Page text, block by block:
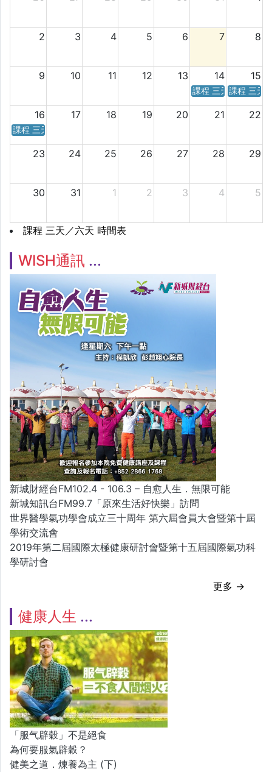
2 3 4 5 6 7 8
9 10 11 12 13 14 15
課程 三天／六天 時
課程 三天
16 17 18 19 20 21 22
課程 三天／六天 時間表
23 24 25 26 27 28 29
30 31 1 2 3 4 5
課程 三天／六天 時間表
WISH通訊
新城財經台FM102.4 - 106.3 – 自愈人生．無限可能
新城知訊台FM99.7「原來生活好快樂」訪問
世界醫學氣功學會成立三十周年 第六屆會員大會暨第十屆
學術交流會
2019年第二屆國際太極健康研討會暨第十五屆國際氣功科
學研討會
更多 →
健康人生
「服气辟穀」不是絕食
為何要服氣辟穀？
健美之道．煉養為主 (下)